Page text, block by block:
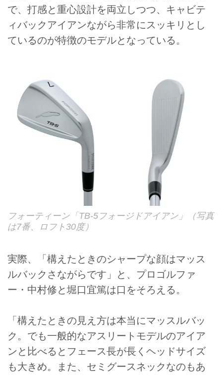
で、打感と重心設計を両立しつつ、キャビテ
ィバックアイアンながら非常にスッキリとし
ているのが特徴のモデルとなっている。
フォーティーン「TB-5フォージドアイアン」（写真
は7番、ロフト30度）
実際、「構えたときのシャープな顔はマッス
ルバックさながらです」と、プロゴルファ
ー・中村修と堀口宜篤は口をそろえる。
「構えたときの見え方は本当にマッスルバッ
ク。でも一般的なアスリートモデルのアイア
ンと比べるとフェース長が長くヘッドサイズ
も大きめ。また、セミグースネックなのもあ